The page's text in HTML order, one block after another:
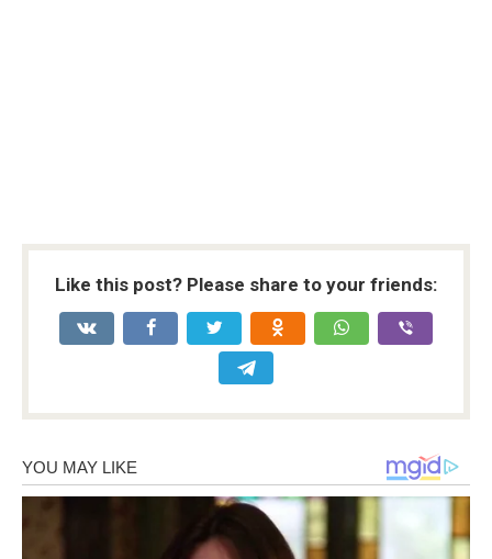
Like this post? Please share to your friends: